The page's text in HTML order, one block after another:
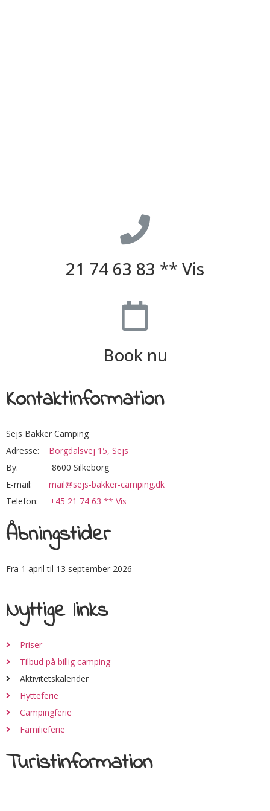
21 74 63 83 ** Vis
Book nu
Kontaktinformation
Sejs Bakker Camping
Adresse: Borgdalsvej 15, Sejs
By: 8600 Silkeborg
E-mail: mail@sejs-bakker-camping.dk
Telefon: +45 21 74 63 ** Vis
Åbningstider
Fra 1 april til 13 september 2026
Nyttige links
Priser
Tilbud på billig camping
Aktivitetskalender
Hytteferie
Campingferie
Familieferie
Turistinformation